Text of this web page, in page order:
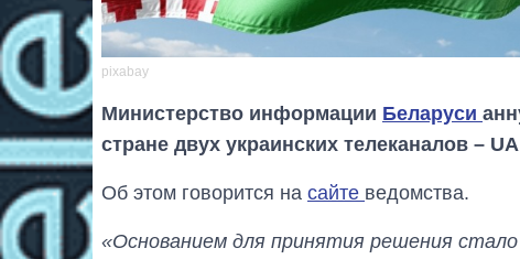
pixabay
Министерство информации Беларуси
стране двух украинских телеканалов –
Об этом говорится на сайте ведомства.
«Основанием для принятия решения